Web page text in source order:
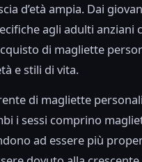
d’età ampia. Dai
agli adulti anziani
di magliette
e stili di vita.
di magliette
i sessi comprino
ad essere più